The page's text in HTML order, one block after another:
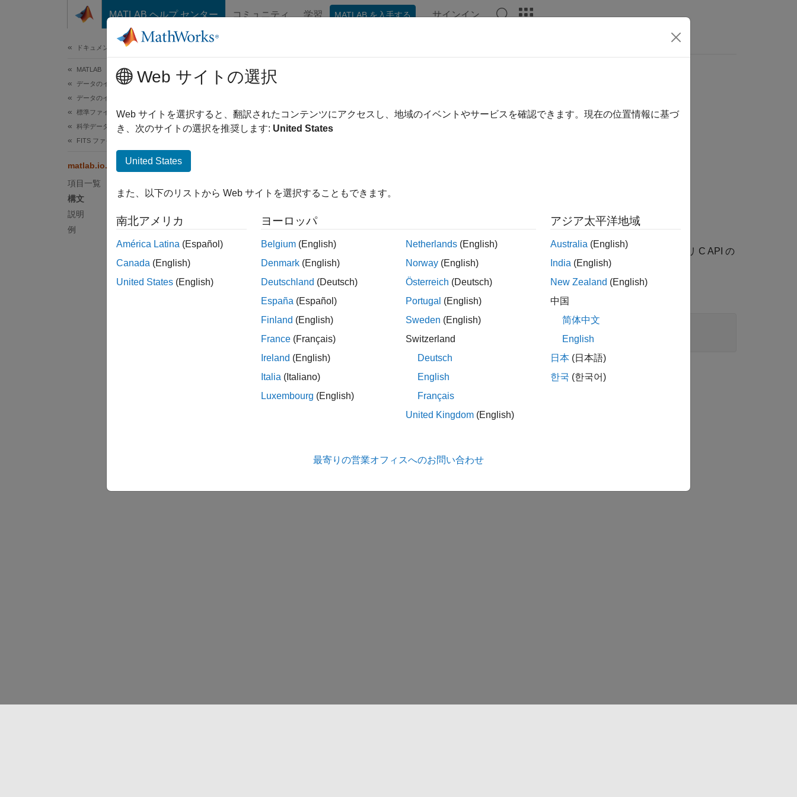
コンテンツへスキップ
MATLAB ヘルプ センター コミュニティ 学習 MATLAB を入手する サインイン
ドキュメンテーションのホーム
MATLAB
データのインポートと解析
データのインポートとエクスポート
標準ファイル形式
科学データ
FITS ファイル
matlab.io.fits.getVersion
項目一覧
構文
説明
例
このページの内容は最新ではありません。最新版の英語を参照するには、ここをクリックします。
matlab.io.fits.getVersion
V = getVersion()
説明
V = getVersion()
は、CFITSIO ライブラリのリビジョン番号を返します。この関数は、CFITSIO ライブラリ C API の
fits_get_version (ffvers) に相当します。
matlab.io.*
この情報は役に立ちましたか？
Web サイトの選択
Web サイトを選択すると、翻訳されたコンテンツにアクセスし、地域のイベントやサービスを確認できます。現在の位置情報に基づ
き、次のサイトの選択を推奨します: United States
United States
また、以下のリストから Web サイトを選択することもできます。
南北アメリカ
América Latina (Español)
Canada (English)
United States (English)
ヨーロッパ
Belgium (English)
Denmark (English)
Deutschland (Deutsch)
España (Español)
Finland (English)
France (Français)
Ireland (English)
Italia (Italiano)
Luxembourg (English)
Netherlands (English)
Norway (English)
Österreich (Deutsch)
Portugal (English)
Sweden (English)
Switzerland
Deutsch
English
Français
United Kingdom (English)
アジア太平洋地域
Australia (English)
India (English)
New Zealand (English)
中国
简体中文
English
日本 (日本語)
한국 (한국어)
最寄りの営業オフィスへのお問い合わせ